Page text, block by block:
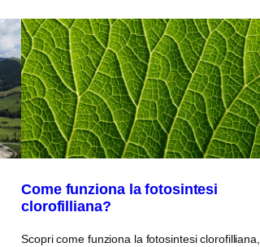
Come funziona la fotosintesi
clorofilliana?
Scopri come funziona la fotosintesi clorofilliana,